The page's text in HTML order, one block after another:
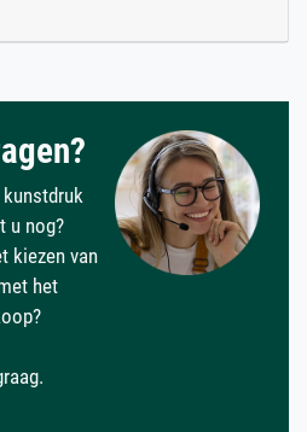
u nog?
kiezen van
het